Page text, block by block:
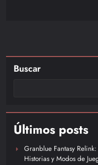
Buscar
Últimos posts
Granblue Fantasy
Historias y Modos de